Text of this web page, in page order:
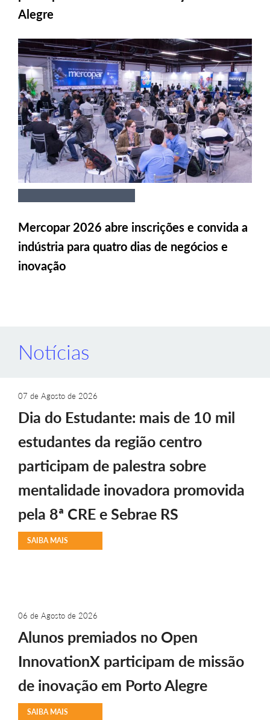
Alegre
Mercopar 2026 abre inscrições e convida a
indústria para quatro dias de negócios e
inovação
Notícias
07 de Agosto de 2026
Dia do Estudante: mais de 10 mil
estudantes da região centro
participam de palestra sobre
mentalidade inovadora promovida
pela 8ª CRE e Sebrae RS
SAIBA MAIS
06 de Agosto de 2026
Alunos premiados no Open
InnovationX participam de missão
de inovação em Porto Alegre
SAIBA MAIS